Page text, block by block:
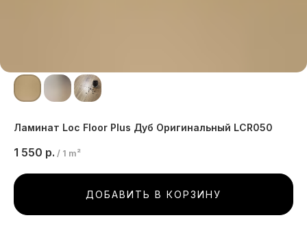
Ламинат Loc Floor Plus Дуб Оригинальный LCR050
1 550 р. / 1 m²
ДОБАВИТЬ В КОРЗИНУ